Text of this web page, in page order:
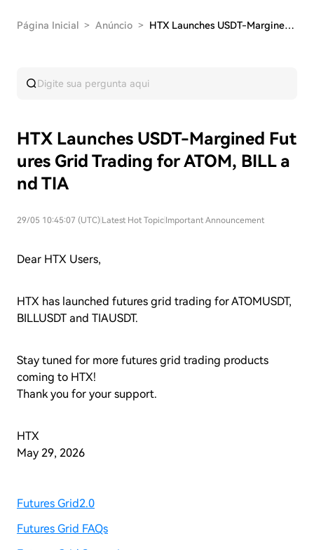
Página Inicial > Anúncio > HTX Launches USDT-Margined Futures Grid Trading…
HTX Launches USDT-Margined Fut
ures Grid Trading for ATOM, BILL a
nd TIA
29/05 10:45:07 (UTC) Latest Hot Topic Important Announcement
Dear HTX Users,
HTX has launched futures grid trading for ATOMUSDT,
BILLUSDT and TIAUSDT.
Stay tuned for more futures grid trading products
coming to HTX!
Thank you for your support.
HTX
May 29, 2026
Futures Grid2.0
Futures Grid FAQs